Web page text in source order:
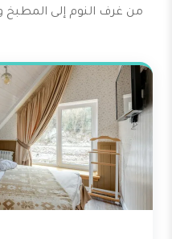
من غرف النوم إلى المطبخ